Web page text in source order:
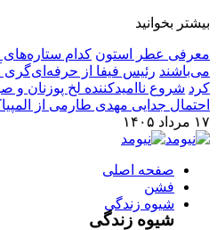
بیشتر بخوانید
معرفی عطر استون کدام
می‌باشند رئیس فیفا از حرفه‌ای‌گری
کرد شروع ناامیدکننده لخ پوزنان و
احتمال جدایی مهدی طارمی از
۱۷ مرداد ۱۴۰۵
صفحه اصلی
فشن
شیوه زندگی
شیوه زندگی